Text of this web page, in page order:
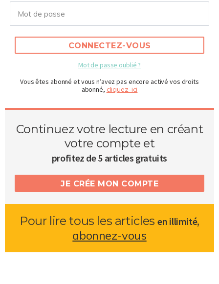
CONNECTEZ-VOUS
Mot de passe oublié ?
Vous êtes abonné et vous n’avez pas encore activé vos droits
abonné, cliquez-ici
Continuez votre lecture en créant
votre compte et
profitez de 5 articles gratuits
JE CRÉE MON COMPTE
Pour lire tous les articlesen illimité,
abonnez-vous